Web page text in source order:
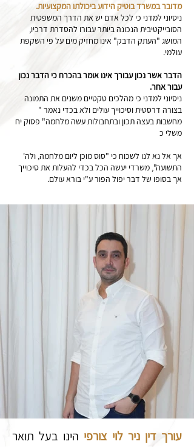
מדובר במשרד בוטיק הידוע ביכולתו המקצועיות.
ניסיוני למדני כי לכל אדם יש את הדרך המשפטית
הסובייקטיבית הנכונה ביותר עבורו להסדרת דרכיו,
המושג "העתק הדבק" אינו מחזיק מים על פי השקפת
עולמי.
הדבר אשר נכון עבורך אינו אומר בהכרח כי הדבר נכון
עבור אחר.
ניסיוני למדני כי מהלכים טקטיים משנים את התמונה
בצורה דרסטית וסיכוייך עולים ולא בכדי נאמר "
מחשבות בעצה תכון ובתחבולות עשה מלחמה" פסוק יח
משלי כ
אך אל נא לנו לשכוח כי "סוס מוכן ליום מלחמה, ולה'
התשועה", משרדי יעשה הכל בכדי להעלות את סיכוייך
אך בסופו של דבר יפול הפור ע"י בורא עולם.
עורך דין ניר לוי צורפי הינו בעל תואר